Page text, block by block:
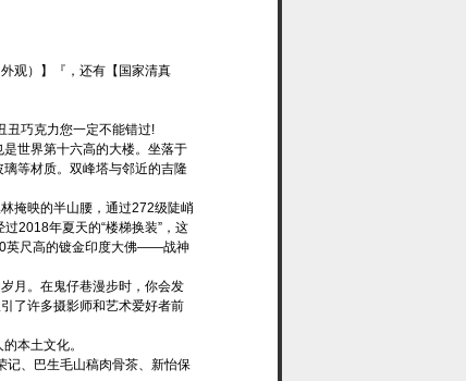
观）】『，还有【国家清真
丑巧克力您一定不能错过!
世界第十六高的大楼。坐落于
等材质。双峰塔与邻近的吉隆
掩映的半山腰，通过272级陡峭
2018年夏天的“楼梯换装”，这
英尺高的镀金印度大佛——战神
月。在鬼仔巷漫步时，你会发
了许多摄影师和艺术爱好者前
本土文化。
记、巴生毛山稿肉骨茶、新怡保